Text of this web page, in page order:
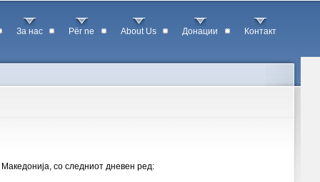
За нас Për ne About Us Донации Контакт
со следниот дневен ред: